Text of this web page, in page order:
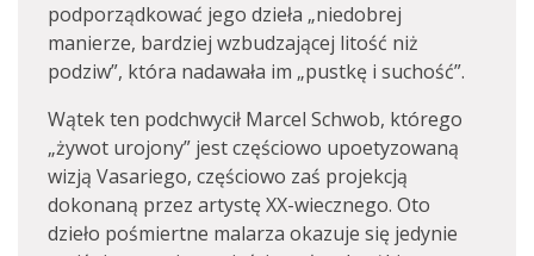
podporządkować jego dzieła „niedobrej
manierze, bardziej wzbudzającej litość niż
podziw”, która nadawała im „pustkę i suchość”.
Wątek ten podchwycił Marcel Schwob, którego
„żywot urojony” jest częściowo upoetyzowaną
wizją Vasariego, częściowo zaś projekcją
dokonaną przez artystę XX-wiecznego. Oto
dzieło pośmiertne malarza okazuje się jedynie